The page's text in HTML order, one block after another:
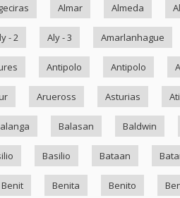
Almar Almeda
- 2 Aly - 3 Amarlanhague
Antipolo Antipolo
Arueross Asturias
Balasan Baldwin
Basilio Bataan
Benit Benita Benito